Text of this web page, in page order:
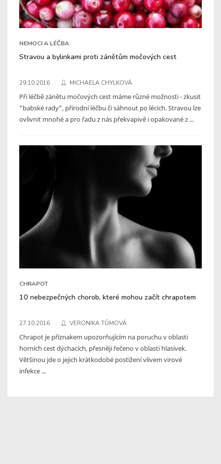
NEMOCI A LÉČBA
Stravou a bylinkami proti zánětům močových cest
29.10.2016 MICHAELA CHYLKOVÁ
Při léčbě zánětu močových cest máme různé možnosti - zkusit
"babské rady", přírodní léčbu či sáhnout po lécích. Stravou lze
ovlivnit mnohé a pro řadu z nás překvapivě i opakované z ...
CHRAPOT
10 nebezpečných chorob, které mohou začít chrapotem
27.10.2016 VERONIKA TŮMOVÁ
Chrapot je příznakem upozorňujícím na poruchu v oblasti
horních cest dýchacích, přesněji řečeno v oblasti hlasivek.
Většinou jde o jejich krátkodobé postižení vlivem virové
infekce ...